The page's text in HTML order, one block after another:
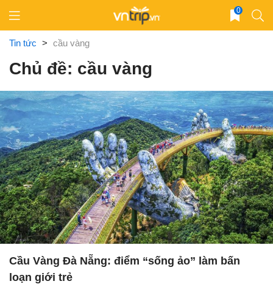
content
0
Tin tức > cầu vàng
Chủ đề: cầu vàng
Cầu Vàng Đà Nẵng: điểm “sống ảo” làm bấn
loạn giới trẻ